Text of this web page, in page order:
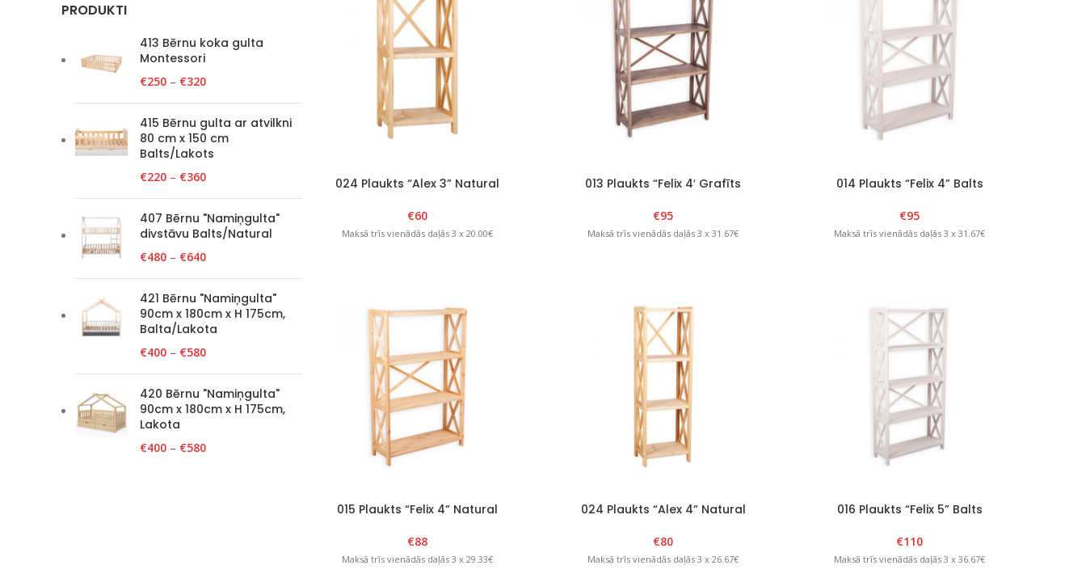
PRODUKTI
413 Bērnu koka gulta
Montessori
€250 – €320
415 Bērnu gulta ar atvilkni
80 cm x 150 cm
Balts/Lakots
€220 – €360
407 Bērnu "Namiņgulta"
divstāvu Balts/Natural
€480 – €640
421 Bērnu "Namiņgulta"
90cm x 180cm x H 175cm,
Balta/Lakota
€400 – €580
420 Bērnu "Namiņgulta"
90cm x 180cm x H 175cm,
Lakota
€400 – €580
024 Plaukts “Alex 3” Natural
€60
Maksā trīs vienādās daļās 3 x 20.00€
013 Plaukts “Felix 4′ Grafīts
€95
Maksā trīs vienādās daļās 3 x 31.67€
014 Plaukts “Felix 4” Balts
€95
Maksā trīs vienādās daļās 3 x 31.67€
015 Plaukts “Felix 4” Natural
€88
Maksā trīs vienādās daļās 3 x 29.33€
024 Plaukts “Alex 4” Natural
€80
Maksā trīs vienādās daļās 3 x 26.67€
016 Plaukts “Felix 5” Balts
€110
Maksā trīs vienādās daļās 3 x 36.67€